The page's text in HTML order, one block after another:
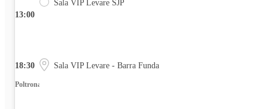
13:00
Sala VIP Levare SJP
18:30 Sala VIP Levare - Barra Funda
Poltrona